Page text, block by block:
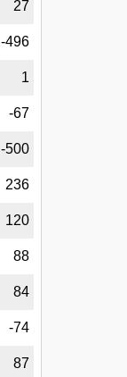
27
-496
1
-67
-500
236
120
88
84
-74
87